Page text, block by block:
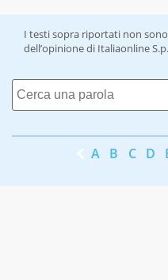
I testi sopra riportati non
dell’opinione di Italiaonline
A B C D